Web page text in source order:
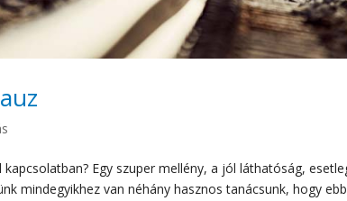
Egy szuper mellény, a jól láthatóság,
mindegyikhez van néhány hasznos tanácsunk, hogy